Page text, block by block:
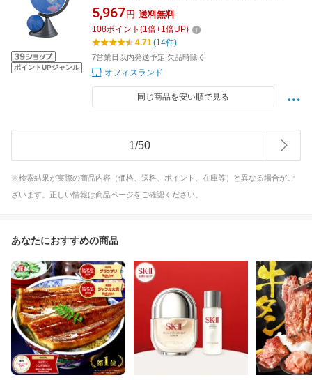
ポイントUPジャンル
政図タイプ 球径26cm トイ 子供用 学習用 知育
玩具 プレゼント ギフト 三貴工業 26-GF-J
5,967 円 送料無料
108ポイント (1倍+1倍UP)
4.71(14件)
7営業日以内発送予定:欠品時除く
オフィスランド
同じ商品を安い順で見る
1/50
※検索結果が実際の商品内容（価格、送料、ポイント、在庫等）と異なる場合がご
ざいます。正しい情報は商品ページをご確認ください。
あなたにおすすめの商品